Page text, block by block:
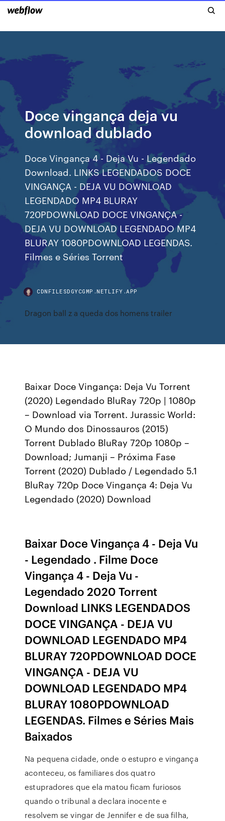
Doce vingança deja vu
download dublado
Doce Vingança 4 - Deja Vu - Legendado
Download. LINKS LEGENDADOS DOCE
VINGANÇA - DEJA VU DOWNLOAD
LEGENDADO MP4 BLURAY
720PDOWNLOAD DOCE VINGANÇA -
DEJA VU DOWNLOAD LEGENDADO MP4
BLURAY 1080PDOWNLOAD LEGENDAS.
Filmes e Séries Torrent
CDNFILESDGYCGMP.NETLIFY.APP
Dragon ball z a queda dos homens trailer
Baixar Doce Vingança: Deja Vu Torrent
(2020) Legendado BluRay 720p | 1080p
– Download via Torrent. Jurassic World:
O Mundo dos Dinossauros (2015)
Torrent Dublado BluRay 720p 1080p –
Download; Jumanji – Próxima Fase
Torrent (2020) Dublado / Legendado 5.1
BluRay 720p Doce Vingança 4: Deja Vu
Legendado (2020) Download
Baixar Doce Vingança 4 - Deja Vu
- Legendado . Filme Doce
Vingança 4 - Deja Vu -
Legendado 2020 Torrent
Download LINKS LEGENDADOS
DOCE VINGANÇA - DEJA VU
DOWNLOAD LEGENDADO MP4
BLURAY 720PDOWNLOAD DOCE
VINGANÇA - DEJA VU
DOWNLOAD LEGENDADO MP4
BLURAY 1080PDOWNLOAD
LEGENDAS. Filmes e Séries Mais
Baixados
Na pequena cidade, onde o estupro e vingança
aconteceu, os familiares dos quatro
estupradores que ela matou ficam furiosos
quando o tribunal a declara inocente e
resolvem se vingar de Jennifer e de sua filha,